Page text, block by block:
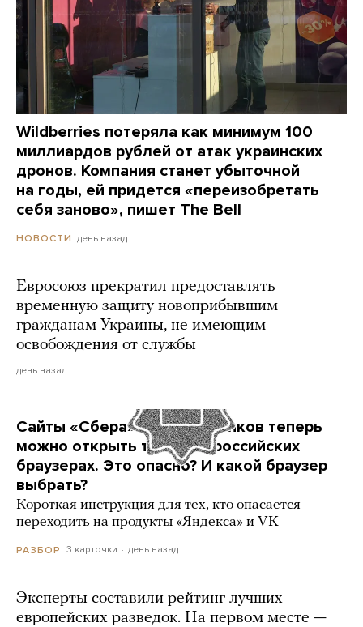
Wildberries потеряла как минимум 100
миллиардов рублей от атак украинских
дронов. Компания станет убыточной
на годы, ей придется «переизобретать
себя заново», пишет The Bell
НОВОСТИ день назад
Евросоюз прекратил предоставлять
временную защиту новоприбывшим
гражданам Украины, не имеющим
освобождения от службы
день назад
Сайты «Сбера» и других банков теперь
можно открыть только в российских
браузерах. Это опасно? И какой браузер
выбрать?
Короткая инструкция для тех, кто опасается
переходить на продукты «Яндекса» и VK
РАЗБОР 3 карточки день назад
Эксперты составили рейтинг лучших
европейских разведок. На первом месте —